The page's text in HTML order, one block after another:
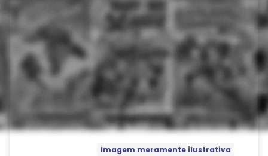
Imagem meramente ilustrativa